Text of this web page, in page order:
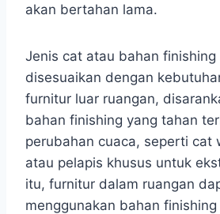
akan bertahan lama.
Jenis cat atau bahan finishing
disesuaikan dengan
furnitur luar ruangan,
bahan finishing yang tahan
perubahan cuaca, seperti cat
atau pelapis khusus untuk
itu, furnitur dalam ruangan
menggunakan bahan